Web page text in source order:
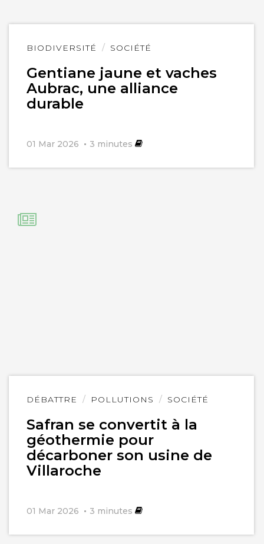
BIODIVERSITÉ SOCIÉTÉ
Gentiane jaune et vaches
Aubrac, une alliance
durable
01 Mar 2026 3 minutes
Lire
DÉBATTRE POLLUTIONS SOCIÉTÉ
Safran se convertit à la
géothermie pour
décarboner son usine de
Villaroche
01 Mar 2026 3 minutes
Lire